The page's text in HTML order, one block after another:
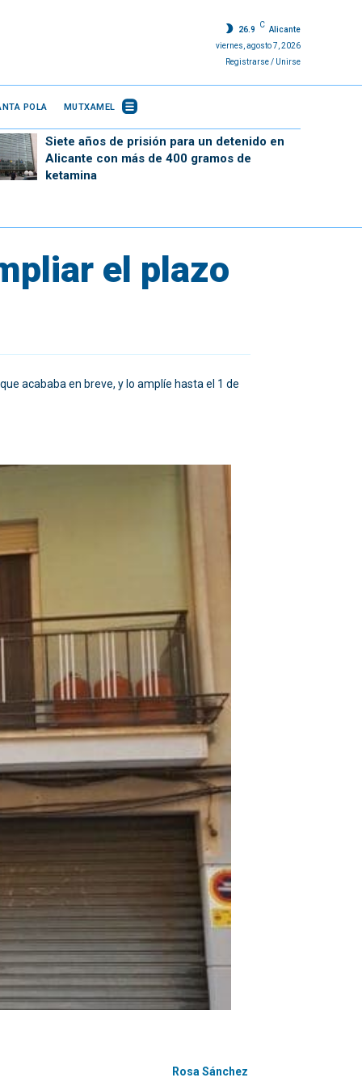
26.9
C
Alicante
viernes, agosto 7, 2026
Registrarse / Unirse
POLA MUTXAMEL
Siete años de prisión para un detenido en
Alicante con más de 400 gramos de
ketamina
el plazo
acababa en breve, y lo amplíe hasta el 1 de
Rosa Sánchez